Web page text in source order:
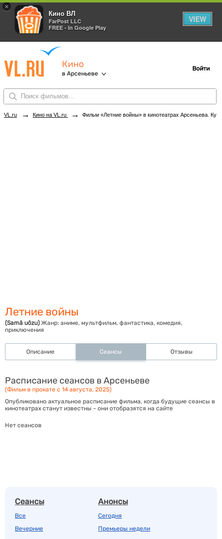
×
Кино ВЛ
FarPost LLC
FREE - In Google Play
VIEW
Кино
в Арсеньеве
Войти
VL.ru → Кино на VL.ru → Фильм «Летние войны» в кинотеатрах Арсеньева. Купить билеты!
Летние войны
(Samâ uôzu) Жанр: аниме, мультфильм, фантастика, комедия,
приключения
Описание Сеансы Отзывы
Расписание сеансов в Арсеньеве
(Фильм в прокате с 14 августа, 2025)
Опубликовано актуальное расписание фильма, когда будущие сеансы в
кинотеатрах станут известны - они отобразятся на сайте
Нет сеансов
Сеансы
Все
Вечерние
Анонсы
Сегодня
Премьеры недели